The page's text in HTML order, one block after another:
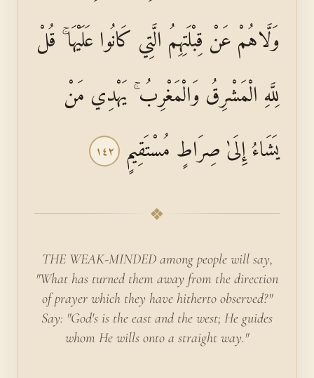
وَلَّاهُمْ عَنْ قِبْلَتِهِمُ الَّتِي كَانُوا عَلَيْهَا ۚ قُلْ
لِلَّهِ الْمَشْرِقُ وَالْمَغْرِبُ ۚ يَهْدِي مَنْ
يَشَاءُ إِلَىٰ صِرَاطٍ مُسْتَقِيمٍ ١٤٢
❖
THE WEAK-MINDED among people will say,
"What has turned them away from the direction
of prayer which they have hitherto observed?"
Say: "God's is the east and the west; He guides
whom He wills onto a straight way."